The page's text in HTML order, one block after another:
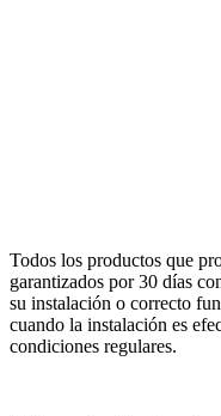
Todos los productos que
garantizados por 30 días
su instalación o correcto
cuando la instalación es
condiciones regulares.